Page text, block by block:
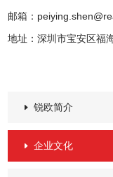
邮箱：
地址：深圳市宝安区福
锐欧简介
企业文化